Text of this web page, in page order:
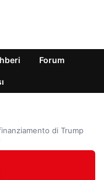
Forum
di Trump